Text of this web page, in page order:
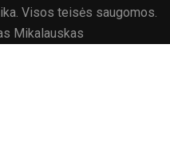
Visos teisės saugomos.
Mikalauskas